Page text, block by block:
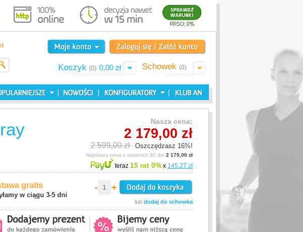
Koszyk (0) 0,00 zł Schowek (0)
Nasza cena:
2 179,00 zł
2 599,00 zł Oszczędzasz 16%!
Najniższa cena z ostatnich 30 dni 2 179,00 zł
teraz 15 rat 0% x 145.27 zł
gratis
w ciągu 3-5 dni
- +
lub dodaj do schowka